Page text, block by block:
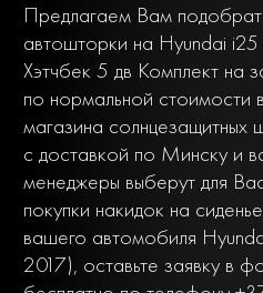
Предлагаем Вам
автошторки на Hyundai
Хэтчбек 5 дв Комплект на
по нормальной стоимости
магазина солнцезащитных
с доставкой по Минску и
менеджеры выберут для
покупки накидок на
вашего автомобиля
2017), оставьте заявку в